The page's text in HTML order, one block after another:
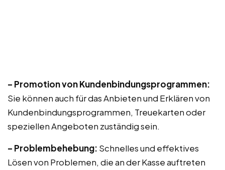
– Promotion von Kundenbindungsprogrammen:
Sie können auch für das Anbieten und Erklären von
Kundenbindungsprogrammen, Treuekarten oder
speziellen Angeboten zuständig sein.
– Problembehebung: Schnelles und effektives
Lösen von Problemen, die an der Kasse auftreten